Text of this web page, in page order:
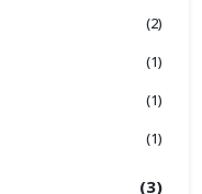
(2)
(1)
(1)
(1)
(3)